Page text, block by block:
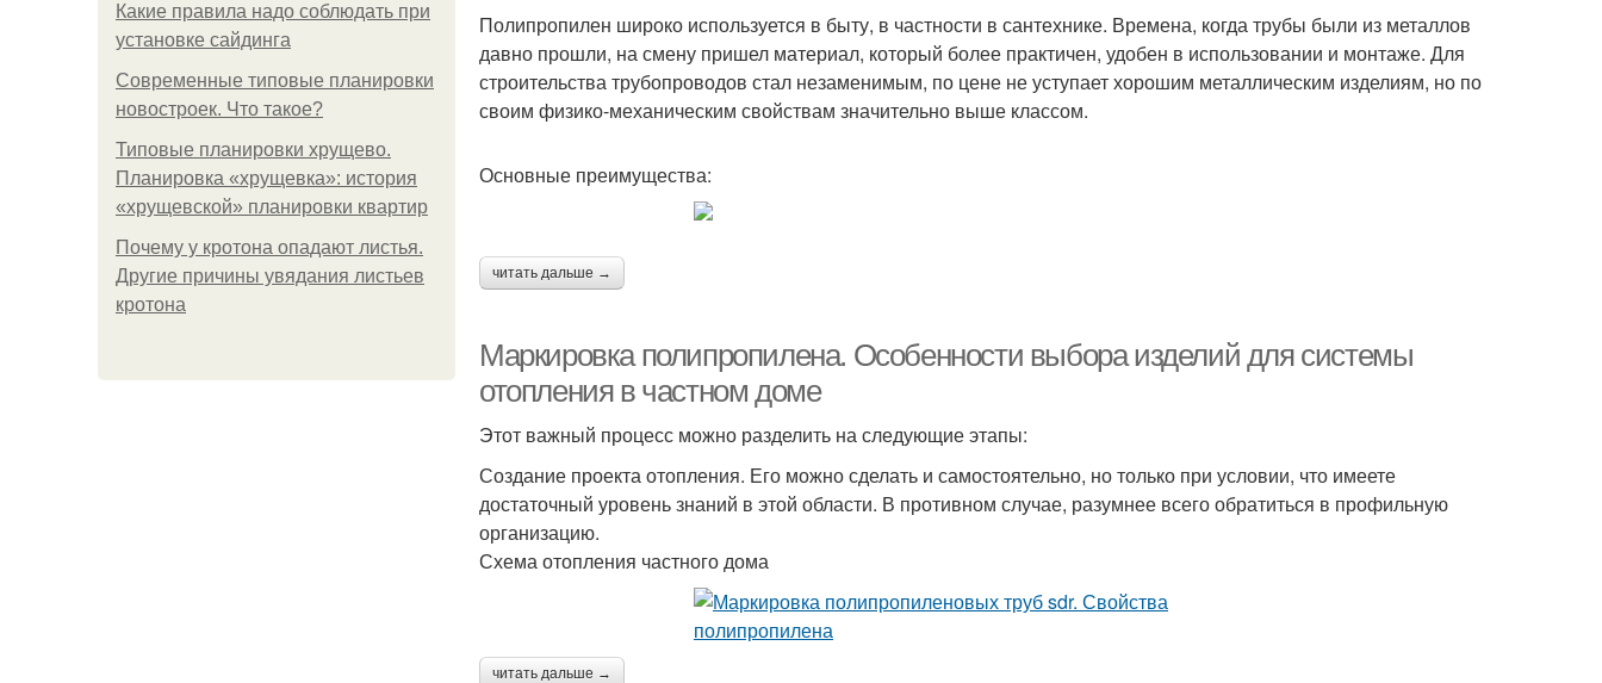
Какие правила надо соблюдать при
установке сайдинга
Современные типовые планировки
новостроек. Что такое?
Типовые планировки хрущево.
Планировка «хрущевка»: история
«хрущевской» планировки квартир
Почему у кротона опадают листья.
Другие причины увядания листьев
кротона
Полипропилен широко используется в быту, в частности в сантехнике. Времена, когда трубы были из металлов
давно прошли, на смену пришел материал, который более практичен, удобен в использовании и монтаже. Для
строительства трубопроводов стал незаменимым, по цене не уступает хорошим металлическим изделиям, но по
своим физико-механическим свойствам значительно выше классом.
Основные преимущества:
читать дальше →
Маркировка полипропилена. Особенности выбора изделий для системы
отопления в частном доме
Этот важный процесс можно разделить на следующие этапы:
Создание проекта отопления. Его можно сделать и самостоятельно, но только при условии, что имеете
достаточный уровень знаний в этой области. В противном случае, разумнее всего обратиться в профильную
организацию.
Схема отопления частного дома
читать дальше →